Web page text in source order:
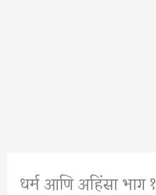
धर्म आणि अहिंसा भाग १